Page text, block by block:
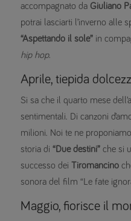
accompagnato da Giuliano
potrai lasciarti l’inverno alle
“Aspettando il sole” in
hip hop.
Aprile, tiepida
Si sa che il quarto mese
sentimentali. Di canzoni
milioni. Noi te ne
storia di “Due destini” che si
successo dei Tiromancino
sonora del film “Le fate
Maggio, fiorisce il